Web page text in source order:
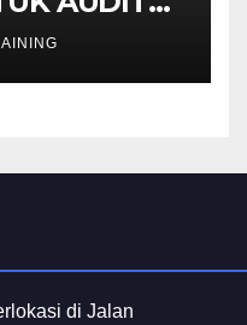
di Jalan